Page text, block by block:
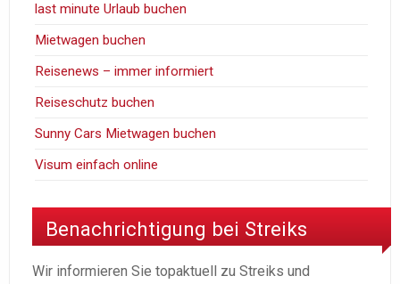
last minute Urlaub buchen
Mietwagen buchen
Reisenews – immer informiert
Reiseschutz buchen
Sunny Cars Mietwagen buchen
Visum einfach online
Benachrichtigung bei Streiks
Wir informieren Sie topaktuell zu Streiks und